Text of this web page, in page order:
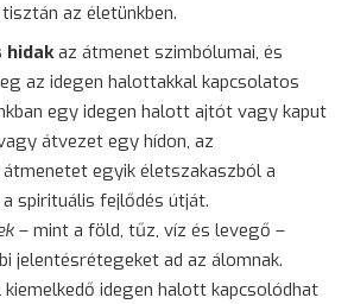
az életünkben.
hidakaz átmenet szimbólumai, és
az idegen halottakkal kapcsolatos
egy idegen halott ajtót vagy kaput
átvezet egy hídon, az
egyik életszakaszból a
spirituális fejlődés útját.
– mint a föld, tűz, víz és levegő –
jelentésrétegeket ad az álomnak.
idegen halott kapcsolódhat